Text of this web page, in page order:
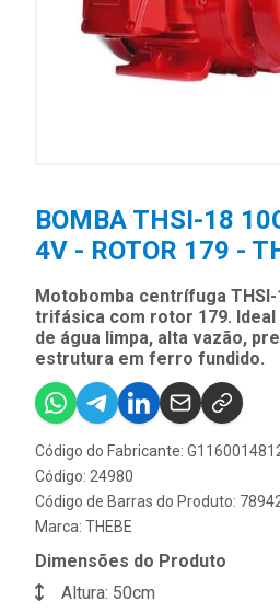
BOMBA THSI-18
4V - ROTOR 179 -
Motobomba centrífuga THSI-
trifásica com rotor 179. Ideal
de água limpa, alta vazão,
estrutura em ferro fundido.
Código do Fabricante:
Código: 24980
Código de Barras do Produto:
Marca: THEBE
Dimensões do Produto
Altura: 50cm